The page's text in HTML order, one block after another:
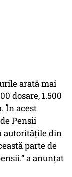
arată mai
dosare, 1.500
În acest
Pensii
autoritățile din
parte de
a anunțat